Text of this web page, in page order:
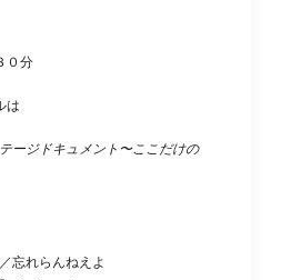
０分
は
ージドキュメント〜ここだけの
忘れらんねえよ